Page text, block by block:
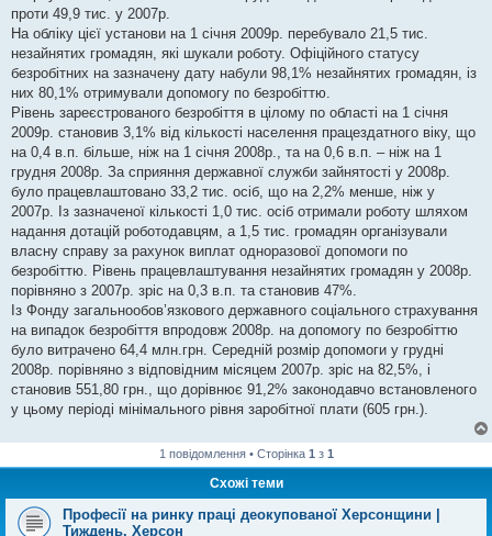
я
проти 49,9 тис. у 2007р.
На обліку цієї установи на 1 січня 2009р. перебувало 21,5 тис.
незайнятих громадян, які шукали роботу. Офіційного статусу
безробітних на зазначену дату набули 98,1% незайнятих громадян, із
них 80,1% отримували допомогу по безробіттю.
Рівень зареєстрованого безробіття в цілому по області на 1 січня
2009р. становив 3,1% від кількості населення працездатного віку, що
на 0,4 в.п. більше, ніж на 1 січня 2008р., та на 0,6 в.п. – ніж на 1
грудня 2008р. За сприяння державної служби зайнятості у 2008р.
було працевлаштовано 33,2 тис. осіб, що на 2,2% менше, ніж у
2007р. Із зазначеної кількості 1,0 тис. осіб отримали роботу шляхом
надання дотацій роботодавцям, а 1,5 тис. громадян організували
власну справу за рахунок виплат одноразової допомоги по
безробіттю. Рівень працевлаштування незайнятих громадян у 2008р.
порівняно з 2007р. зріс на 0,3 в.п. та становив 47%.
Із Фонду загальнообов’язкового державного соціального страхування
на випадок безробіття впродовж 2008р. на допомогу по безробіттю
було витрачено 64,4 млн.грн. Середній розмір допомоги у грудні
2008р. порівняно з відповідним місяцем 2007р. зріс на 82,5%, і
становив 551,80 грн., що дорівнює 91,2% законодавчо встановленого
у цьому періоді мінімального рівня заробітної плати (605 грн.).
1 повідомлення • Сторінка 1 з 1
Схожі теми
Професії на ринку праці деокупованої Херсонщини |
Тиждень. Херсон